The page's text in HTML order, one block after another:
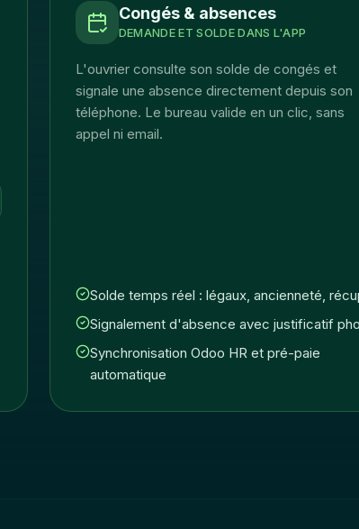
Congés & absences
DEMANDE ET SOLDE DANS L'APP
L'ouvrier consulte son solde de congés et
signale une absence directement depuis son
téléphone. Le bureau valide en un clic, sans
appel ni email.
Solde temps réel : légaux, ancienneté,
Signalement d'absence avec justificatif
Synchronisation Odoo HR et pré-paie
automatique